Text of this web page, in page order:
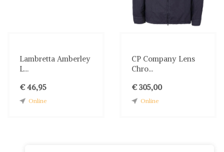
Lambretta Amberley
L...
€ 46,95
Online
CP Company Lens
Chro...
€ 305,00
Online